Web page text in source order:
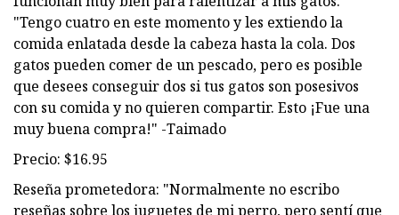
"Tengo cuatro en este momento y les extiendo la
comida enlatada desde la cabeza hasta la cola. Dos
gatos pueden comer de un pescado, pero es posible
que desees conseguir dos si tus gatos son posesivos
con su comida y no quieren compartir. Esto ¡Fue una
muy buena compra!" -Taimado
Precio: $16.95
Reseña prometedora: "Normalmente no escribo
reseñas sobre los juguetes de mi perro, pero sentí que